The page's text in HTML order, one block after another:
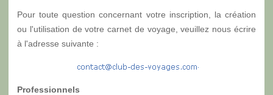
Pour toute question concernant votre inscription, la création
ou l'utilisation de votre carnet de voyage, veuillez nous écrire
à l'adresse suivante :
Professionnels